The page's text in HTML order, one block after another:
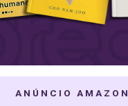
ANÚNCIO AMAZON